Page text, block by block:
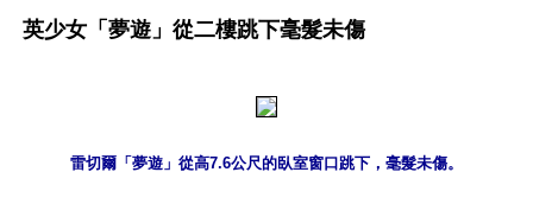
英少女「夢遊」從二樓跳下毫髮未傷
雷切爾「夢遊」從高7.6公尺的臥室窗口跳下，毫髮未傷。